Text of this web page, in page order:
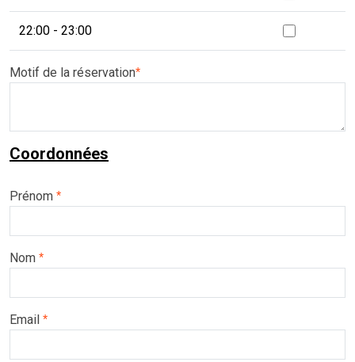
22:00 - 23:00
Motif de la réservation*
Coordonnées
Prénom *
Nom *
Email *